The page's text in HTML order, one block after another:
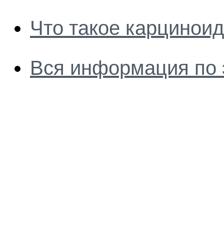
Что такое карциноид
Вся информация по